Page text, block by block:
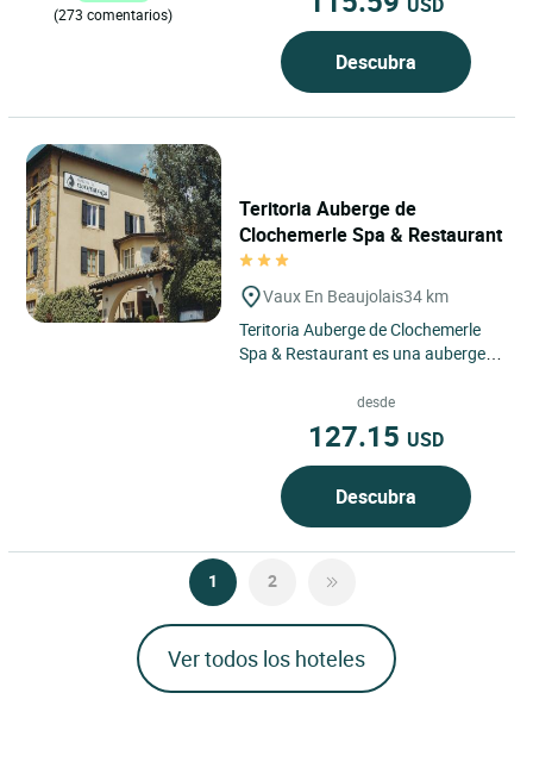
(273 comentarios)
Descubra
Teritoria Auberge de
Clochemerle Spa & Restaurant
Vaux En Beaujolais34 km
Teritoria Auberge de Clochemerle
Spa & Restaurant es una auberge
Beaujolais, en pleno corazón...
desde
127.15 USD
Descubra
1 2
Ver todos los hoteles